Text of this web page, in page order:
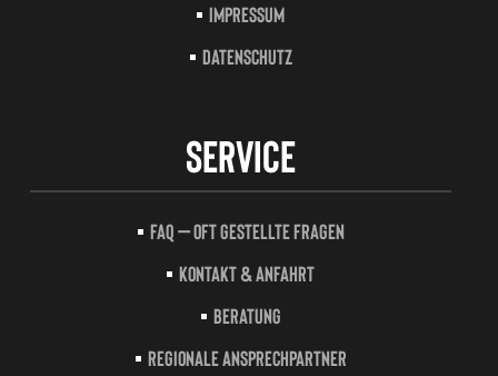
Impressum
Datenschutz
Service
FAQ – Oft gestellte Fragen
Kontakt & Anfahrt
Beratung
Regionale Ansprechpartner